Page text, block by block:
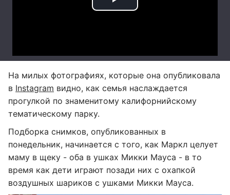
На милых фотографиях, которые она опубликовала
в Instagram видно, как семья наслаждается
прогулкой по знаменитому калифорнийскому
тематическому парку.
Подборка снимков, опубликованных в
понедельник, начинается с того, как Маркл целует
маму в щеку - оба в ушках Микки Мауса - в то
время как дети играют позади них с охапкой
воздушных шариков с ушками Микки Мауса.